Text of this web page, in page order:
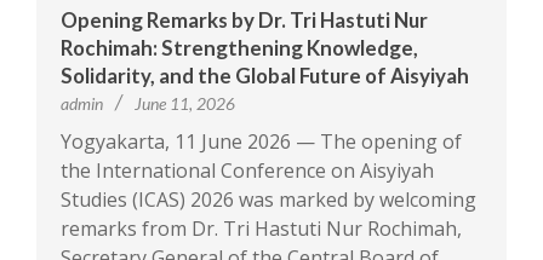
Opening Remarks by Dr. Tri Hastuti Nur
Rochimah: Strengthening Knowledge,
Solidarity, and the Global Future of Aisyiyah
admin June 11, 2026
Yogyakarta, 11 June 2026 — The opening of
the International Conference on Aisyiyah
Studies (ICAS) 2026 was marked by welcoming
remarks from Dr. Tri Hastuti Nur Rochimah,